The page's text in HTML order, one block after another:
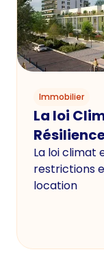
Immobilier
La loi
La loi climat
restrictions
location